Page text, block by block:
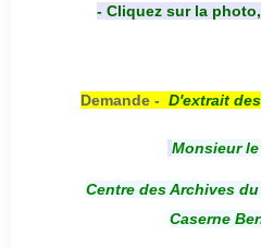
- Cliquez sur la photo,
Demande - D'extrait
Monsieur
Centre des Archives
Caserne